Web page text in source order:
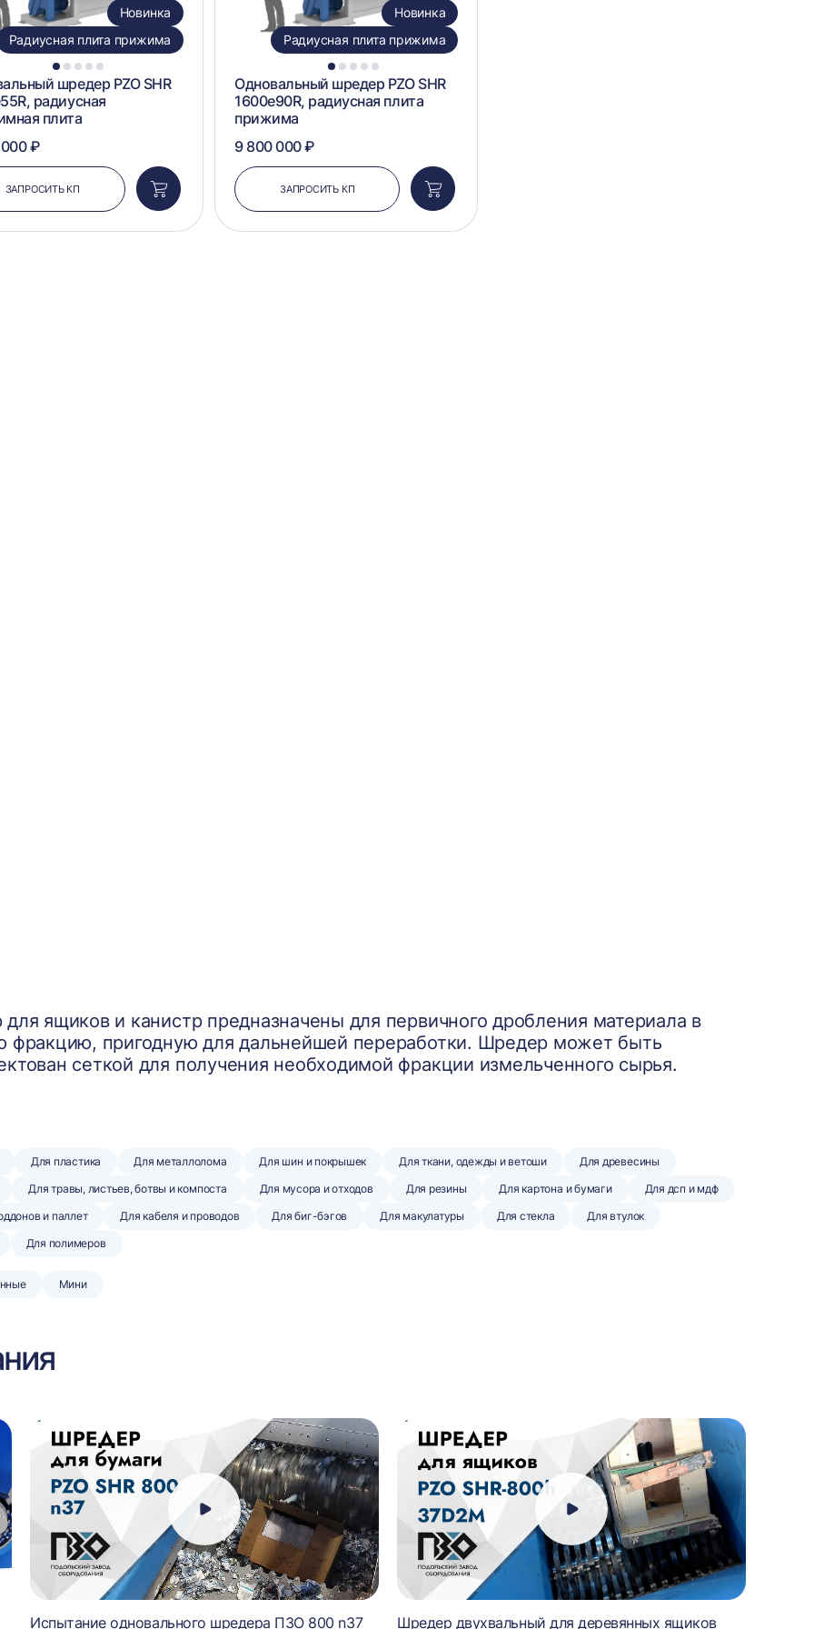
1 2 3 4 5
Новинка
Радиусная плита прижима
шредер PZO SHR
радиусная
плита
₽
ЗАПРОСИТЬ КП
Добавить
в
корзину
1 2 3 4 5
Новинка
Радиусная плита прижима
Одновальный шредер PZO SHR
1600e90R, радиусная плита
прижима
9 800 000 ₽
ЗАПРОСИТЬ КП
Добавить
в
корзину
ящиков и канистр предназначены для первичного дробления материала в
фракцию, пригодную для дальнейшей переработки. Шредер может быть
сеткой для получения необходимой фракции измельченного сырья.
Для пластика Для металлолома Для шин и покрышек Для ткани, одежды и ветоши
Для древесины
Для травы, листьев, ботвы и компоста Для мусора и отходов Для резины Для картона и бумаги
Для дсп и мдф
и паллет Для кабеля и проводов Для биг-бэгов Для макулатуры Для стекла
Для втулок
Для полимеров
Мини
Испытание одновального шредера ПЗО 800 n37 Шредер двухвальный для деревянных ящиков